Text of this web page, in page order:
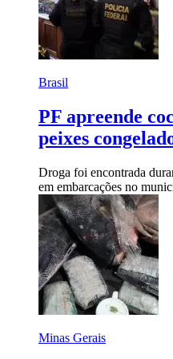
Brasil
PF apreende
peixes
Droga foi encontrada
em embarcações no
Minas Gerais